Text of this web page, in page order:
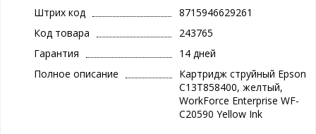
Штрих код
8715946629261
Код товара
243765
Гарантия
14 дней
Полное описание
Картридж струйный Epson
C13T858400, желтый,
WorkForce Enterprise WF-
C20590 Yellow Ink